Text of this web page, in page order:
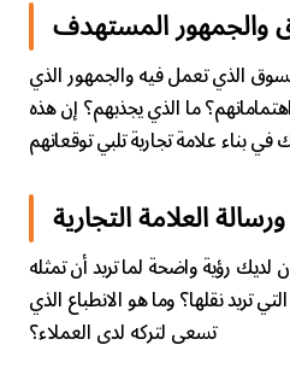
الذي تعمل فيه والجمهور الذي
ما الذي يجذبهم؟ إن هذه
رؤية واضحة لما تريد أن تمثله
تريد نقلها؟ وما هو الانطباع الذي
تسعى لتركه لدى العملاء؟